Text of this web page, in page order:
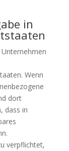
in
Wenn
dort
dass in
verpflichtet,